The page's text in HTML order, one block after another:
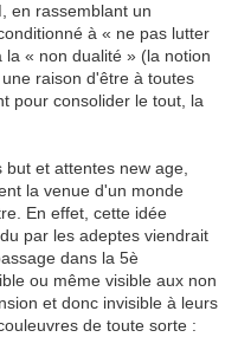
en rassemblant un
à « ne pas lutter
« non dualité » (la notion
raison d'être à toutes
pour consolider le tout, la
et attentes new age,
la venue d'un monde
En effet, cette idée
par les adeptes viendrait
dans la 5è
ou même visible aux non
et donc invisible à leurs
de toute sorte :